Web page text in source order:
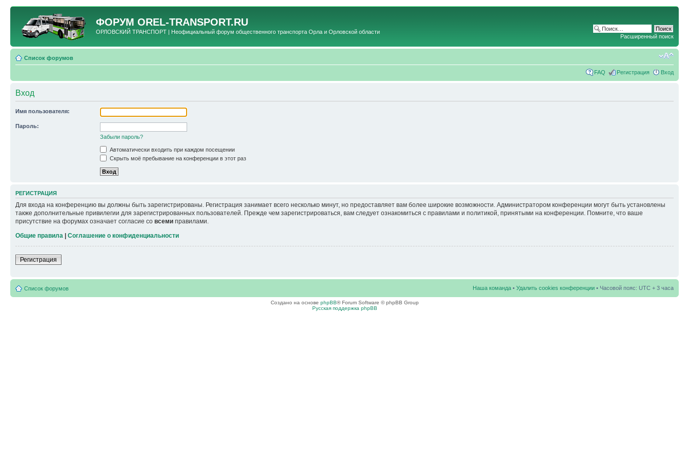
ФОРУМ OREL-TRANSPORT.RU
ОРЛОВСКИЙ ТРАНСПОРТ | Неофициальный форум общественного транспорта Орла и Орловской области
Расширенный поиск
Список форумов
FAQ Регистрация Вход
Вход
Имя пользователя:
Пароль:
Забыли пароль?
Автоматически входить при каждом посещении
Скрыть моё пребывание на конференции в этот раз
РЕГИСТРАЦИЯ
Для входа на конференцию вы должны быть зарегистрированы. Регистрация занимает всего несколько минут, но предоставляет вам более широкие возможности. Администратором конференции могут быть установлены
также дополнительные привилегии для зарегистрированных пользователей. Прежде чем зарегистрироваться, вам следует ознакомиться с правилами и политикой, принятыми на конференции. Помните, что ваше
присутствие на форумах означает согласие со всеми правилами.
Общие правила
Соглашение о конфиденциальности
Регистрация
Список форумов Наша команда • Удалить cookies конференции • Часовой пояс: UTC + 3 часа
Создано на основе phpBB® Forum Software © phpBB Group
Русская поддержка phpBB